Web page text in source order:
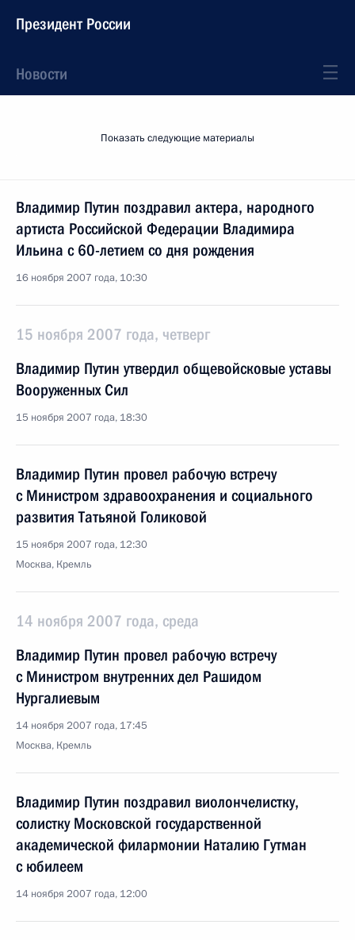
Президент России
Новости
Показать следующие материалы
Владимир Путин поздравил актера, народного
артиста Российской Федерации Владимира
Ильина с 60-летием со дня рождения
16 ноября 2007 года, 10:30
15 ноября 2007 года, четверг
Владимир Путин утвердил общевойсковые уставы
Вооруженных Сил
15 ноября 2007 года, 18:30
Владимир Путин провел рабочую встречу
с Министром здравоохранения и социального
развития Татьяной Голиковой
15 ноября 2007 года, 12:30
Москва, Кремль
14 ноября 2007 года, среда
Владимир Путин провел рабочую встречу
с Министром внутренних дел Рашидом
Нургалиевым
14 ноября 2007 года, 17:45
Москва, Кремль
Владимир Путин поздравил виолончелистку,
солистку Московской государственной
академической филармонии Наталию Гутман
с юбилеем
14 ноября 2007 года, 12:00